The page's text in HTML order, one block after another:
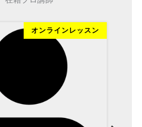
オンラインレッスン